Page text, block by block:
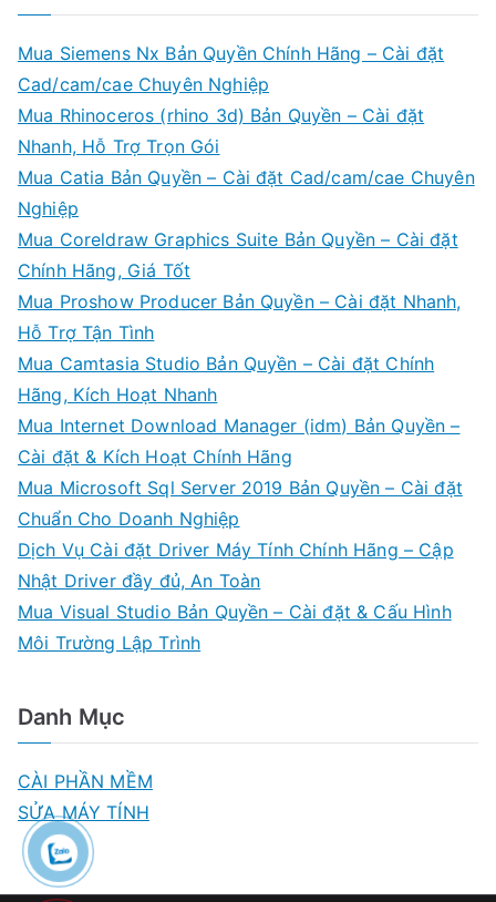
Mua Siemens Nx Bản Quyền Chính Hãng – Cài đặt
Cad/cam/cae Chuyên Nghiệp
Mua Rhinoceros (rhino 3d) Bản Quyền – Cài đặt
Nhanh, Hỗ Trợ Trọn Gói
Mua Catia Bản Quyền – Cài đặt Cad/cam/cae Chuyên
Nghiệp
Mua Coreldraw Graphics Suite Bản Quyền – Cài đặt
Chính Hãng, Giá Tốt
Mua Proshow Producer Bản Quyền – Cài đặt Nhanh,
Hỗ Trợ Tận Tình
Mua Camtasia Studio Bản Quyền – Cài đặt Chính
Hãng, Kích Hoạt Nhanh
Mua Internet Download Manager (idm) Bản Quyền –
Cài đặt & Kích Hoạt Chính Hãng
Mua Microsoft Sql Server 2019 Bản Quyền – Cài đặt
Chuẩn Cho Doanh Nghiệp
Dịch Vụ Cài đặt Driver Máy Tính Chính Hãng – Cập
Nhật Driver đầy đủ, An Toàn
Mua Visual Studio Bản Quyền – Cài đặt & Cấu Hình
Môi Trường Lập Trình
Danh Mục
CÀI PHẦN MỀM
SỬA MÁY TÍNH